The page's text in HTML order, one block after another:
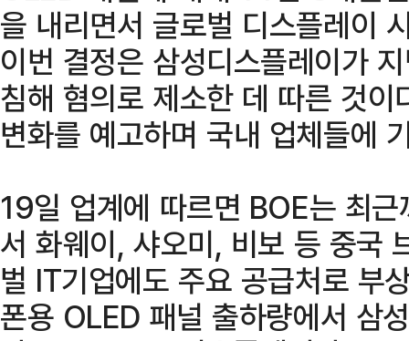
을 내리면서 글로벌 디스플레이
이번 결정은 삼성디스플레이가
침해 혐의로 제소한 데 따른 것
변화를 예고하며 국내 업체들에
19일 업계에 따르면 BOE는 최
서 화웨이, 샤오미, 비보 등 중국
벌 IT기업에도 주요 공급처로 부
폰용 OLED 패널 출하량에서 삼